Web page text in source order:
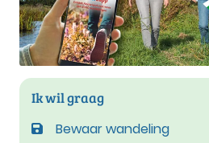
Ik wil graag
Bewaar wandeling